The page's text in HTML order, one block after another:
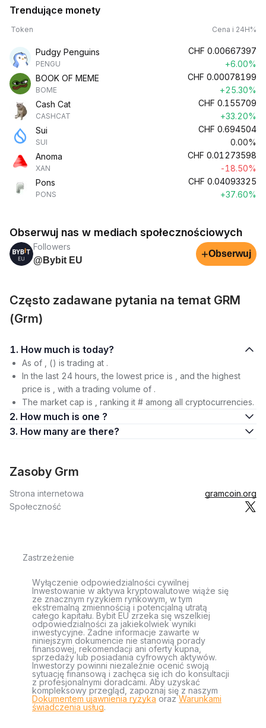
Trendujące monety
Token Cena i 24H%
Pudgy Penguins
PENGU
CHF 0.00667397
+6.00%
BOOK OF MEME
BOME
CHF 0.00078199
+25.30%
Cash Cat
CASHCAT
CHF 0.155709
+33.20%
Sui
SUI
CHF 0.694504
0.00%
Anoma
XAN
CHF 0.01273598
-18.50%
Pons
PONS
CHF 0.04093325
+37.60%
Obserwuj nas w mediach społecznościowych
Followers
@Bybit EU
+Obserwuj
Często zadawane pytania na temat GRM
(Grm)
1. How much is today?
As of , () is trading at .
In the last 24 hours, the lowest price is , and the highest
price is , with a trading volume of .
The market cap is , ranking it # among all cryptocurrencies.
2. How much is one ?
3. How many are there?
Zasoby Grm
Strona internetowa
gramcoin.org
Społeczność
Zastrzeżenie
Wyłączenie odpowiedzialności cywilnej
Inwestowanie w aktywa kryptowalutowe wiąże się
ze znacznym ryzykiem rynkowym, w tym
ekstremalną zmiennością i potencjalną utratą
całego kapitału. Bybit EU zrzeka się wszelkiej
odpowiedzialności za jakiekolwiek wyniki
inwestycyjne. Żadne informacje zawarte w
niniejszym dokumencie nie stanowią porady
finansowej, rekomendacji ani oferty kupna,
sprzedaży lub posiadania cyfrowych aktywów.
Inwestorzy powinni niezależnie ocenić swoją
sytuację finansową i zachęca się ich do konsultacji
z profesjonalnymi doradcami. Aby uzyskać
kompleksowy przegląd, zapoznaj się z naszym
Dokumentem ujawnienia ryzyka orazWarunkami
świadczenia usług.